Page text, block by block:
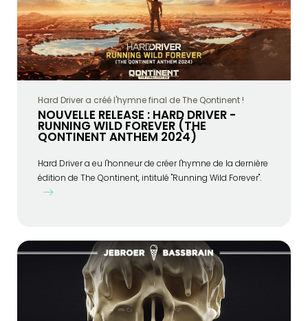
Hard Driver a créé l'hymne final de The Qontinent !
NOUVELLE RELEASE : HARD DRIVER -
RUNNING WILD FOREVER (THE
QONTINENT ANTHEM 2024)
Hard Driver a eu l'honneur de créer l'hymne de la dernière
édition de The Qontinent, intitulé "Running Wild Forever".